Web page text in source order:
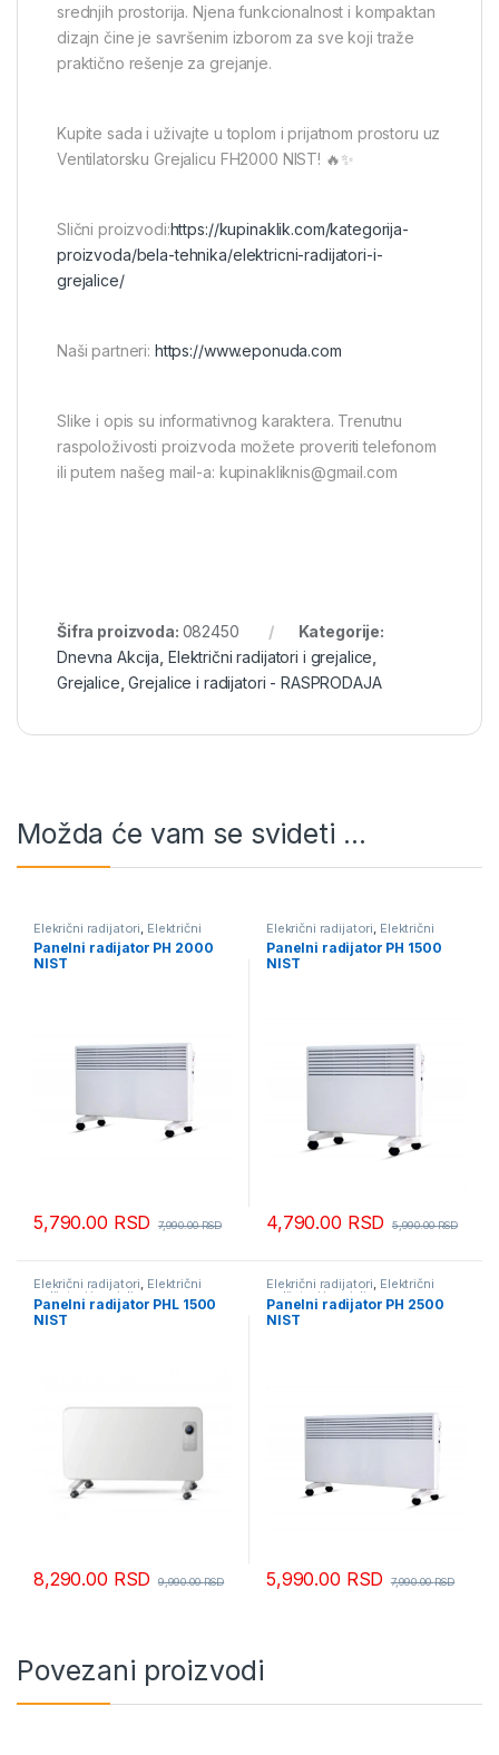
srednjih prostorija. Njena funkcionalnost i kompaktan
dizajn čine je savršenim izborom za sve koji traže
praktično rešenje za grejanje.
Kupite sada i uživajte u toplom i prijatnom prostoru uz
Ventilatorsku Grejalicu FH2000 NIST! 🔥✨
Slični proizvodi:https://kupinaklik.com/kategorija-
proizvoda/bela-tehnika/elektricni-radijatori-i-
grejalice/
Naši partneri: https://www.eponuda.com
Slike i opis su informativnog karaktera. Trenutnu
raspoloživosti proizvoda možete proveriti telefonom
ili putem našeg mail-a: kupinakliknis@gmail.com
Šifra proizvoda: 082450
Kategorije:
Dnevna Akcija Električni radijatori i grejalice
Grejalice ,Grejalice i radijatori - RASPRODAJA
Možda će vam se svideti …
Elekrični radijatori Električni
radijatori i grejalice ,Grejalice i
radijatori - RASPRODAJA
Panelni radijator PH 2000
NIST
5,790.00 RSD 7,990.00RSD
Elekrični radijatori Električni
radijatori i grejalice
Panelni radijator PH 1500
NIST
4,790.00 RSD 5,990.00RSD
Elekrični radijatori, Električni
radijatori i grejalice
Panelni radijator PHL 1500
NIST
8,290.00 RSD 9,990.00RSD
Elekrični radijatori, Električni
radijatori i grejalice
Panelni radijator PH 2500
NIST
5,990.00 RSD 7,990.00RSD
Povezani proizvodi